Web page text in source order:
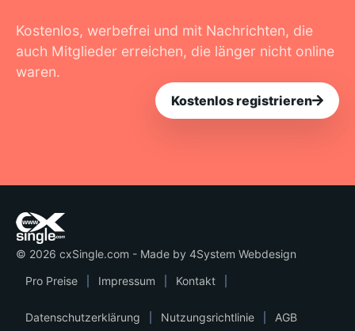
Kostenlos, werbefrei und mit Nachrichten, die
auch Mitglieder erreichen, die länger nicht online
waren.
Kostenlos registrieren
© 2026 cxSingle.com - Made by 4System Webdesign
Pro Preise
Impressum Kontakt
Datenschutzerklärung Nutzungsrichtlinie AGB